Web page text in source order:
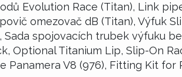
Evolution Race (Titan), Link
omezovač dB (Titan), Výfuk
spojovacích trubek výfuku
Optional Titanium Lip, Slip-On
V8 (976), Fitting Kit for